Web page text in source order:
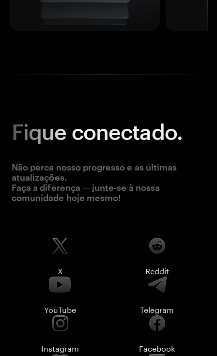
Fique conectado.
Não perca nosso progresso e as últimas
atualizações.
Faça a diferença — junte-se à nossa
comunidade hoje mesmo!
X Reddit
YouTube Telegram
Instagram Facebook